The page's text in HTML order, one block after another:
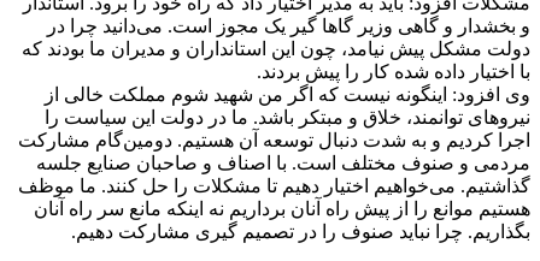
و بخشدار و گاهی وزیر گا‌ها گیر یک مجوز است. می‌دانید چرا در
دولت مشکل پیش نیامد، چون این استانداران و مدیران ما بودند که
با اختیار داده شده کار را پیش بردند.
وی افزود: اینگونه نیست که اگر من شهید شوم مملکت خالی از
نیرو‌های توانمند، خلاق و مبتکر باشد. ما در دولت این سیاست را
اجرا کردیم و به شدت دنبال توسعه آن هستیم. دومین‌گام مشارکت
مردمی و صنوف مختلف است. با اصناف و صاحبان صنایع جلسه
گذاشتیم. می‌خواهیم اختیار دهیم تا مشکلات را حل کنند. ما موظف
هستیم موانع را از پیش راه آنان برداریم نه اینکه مانع سر راه آنان
بگذاریم. چرا نباید صنوف را در تصمیم گیری مشارکت دهیم.